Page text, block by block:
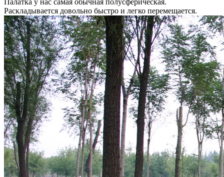
Палатка у нас самая обычная полусферическая.
Раскладывается довольно быстро и легко перемещается.